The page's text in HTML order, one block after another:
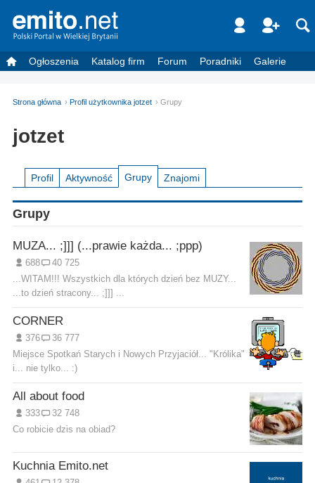
Ogłoszenia Katalog firm Forum Poradniki Galerie
Strona główna Profil użytkownika jotzet Grupy
jotzet
Profil Aktywność Grupy Znajomi
Grupy
MUZA... ;]]] (...prawie każda... ;ppp)
688
40 725
...WITAM!!! Wszystkich dla których dzień bez MUZY...
...to dzień stracony... ;]]] ...
CORNER
376
36 777
Miejsce Spotkań Starych i Nowych Przyjaciół... "Królika"
i... nie tylko... :)
All about food
333
32 748
Co robicie dzis na obiad?
Kuchnia Emito.net